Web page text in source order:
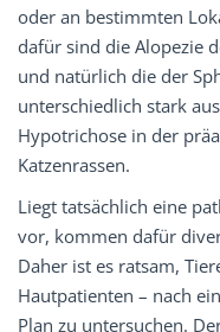
oder an bestimmten
dafür sind die Alopezie
und natürlich die der
unterschiedlich stark
Hypotrichose in der
Katzenrassen.
Liegt tatsächlich eine
vor, kommen dafür
Daher ist es ratsam,
Hautpatienten – nach
Plan zu untersuchen.